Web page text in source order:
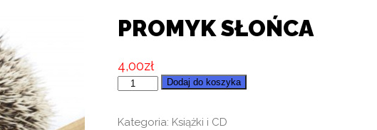
PROMYK SŁOŃCA
4,00zł
ilość
słońca
Dodaj do koszyka
Kategoria: Książki i CD